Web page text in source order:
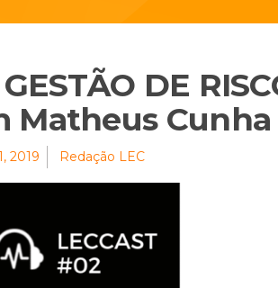
DE
Matheus Cunha
2019 Redação LEC